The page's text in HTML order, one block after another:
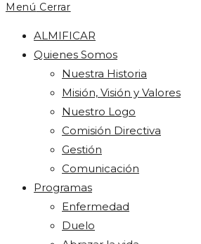
Menú Cerrar
ALMIFICAR
Quienes Somos
Nuestra Historia
Misión, Visión y Valores
Nuestro Logo
Comisión Directiva
Gestión
Comunicación
Programas
Enfermedad
Duelo